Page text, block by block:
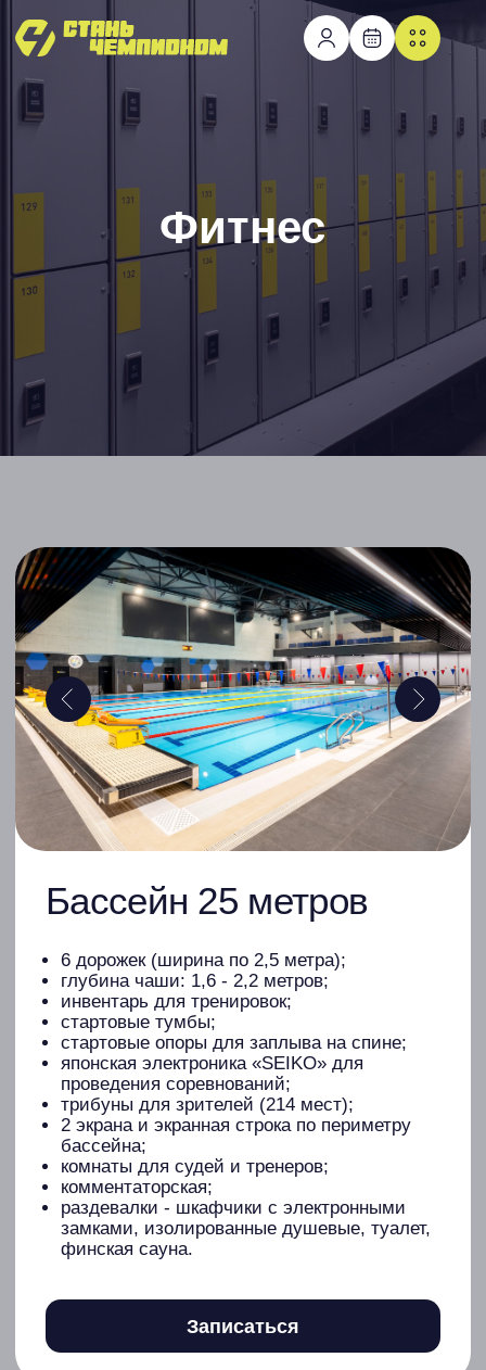
6 дорожек (ширина по 2,5 метра);
глубина чаши: 1,6 - 2,2 метров;
инвентарь для тренировок;
стартовые тумбы;
стартовые опоры для заплыва на спине;
японская электроника «SEIKO» для
проведения соревнований;
трибуны для зрителей (214 мест);
2 экрана и экранная строка по периметру
бассейна;
комнаты для судей и тренеров;
комментаторская;
финская сауна.
Бассейн 25 метров
площадь 233 квадратных метра;
вместимость зала – 60 человек;
направления: силовой, функциональный,
кардио;
Фитнес зал